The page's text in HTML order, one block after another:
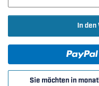
In den
Sie möchten in